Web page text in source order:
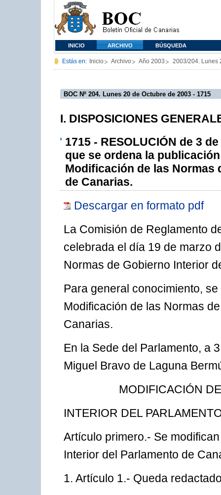
INICIO ARCHIVO BÚSQUEDA
Estás en: Inicio Archivo Año 2003 2003/204. Lunes
BOC Nº 204. Lunes 20 de Octubre de 2003 - 1715
I. DISPOSICIONES
1715 - RESOLUCIÓN de 3
que se ordena la
Modificación de las Normas
de Canarias.
Descargar en formato pdf
La Comisión de Reglamento
celebrada el día 19 de marzo
Normas de Gobierno Interior
Para general conocimiento,
Modificación de las Normas
Canarias.
En la Sede del Parlamento, a
Miguel Bravo de Laguna
MODIFICACIÓN
INTERIOR DEL
Artículo primero.- Se
Interior del Parlamento de
1. Artículo 1.- Queda